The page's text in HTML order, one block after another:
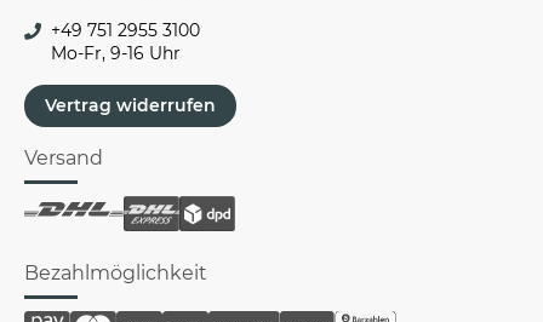
+49 751 2955 3100
Mo-Fr, 9-16 Uhr
Vertrag widerrufen
Versand
Bezahlmöglichkeit